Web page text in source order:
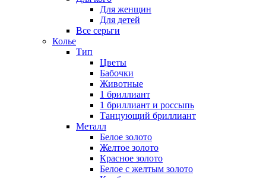
Для женщин
Для детей
Все серьги
Колье
Тип
Цветы
Бабочки
Животные
1 бриллиант
1 бриллиант и россыпь
Танцующий бриллиант
Металл
Белое золото
Желтое золото
Красное золото
Белое с желтым золото